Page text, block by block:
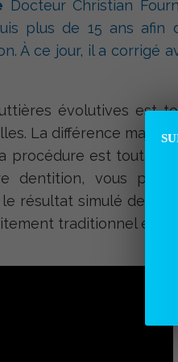
Docteur Christian
plus de 15 ans afin
À ce jour, il a corrigé
évolutives est
La différence
procédure est tout
dentition, vous
résultat simulé de
traditionnel et